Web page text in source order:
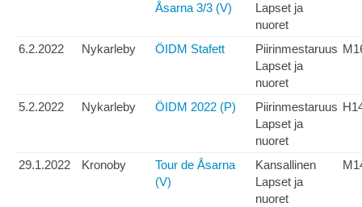
Åsarna 3/3 (V)
Lapset ja
nuoret
6.2.2022 Nykarleby ÖIDM Stafett
Piirinmestaruus
Lapset ja
nuoret
5.2.2022 Nykarleby ÖIDM 2022 (P)
Piirinmestaruus
Lapset ja
nuoret
29.1.2022 Kronoby
Tour de Åsarna
(V)
Kansallinen
Lapset ja
nuoret